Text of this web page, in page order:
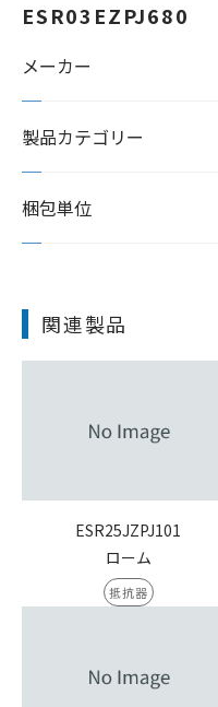
ESR03EZPJ680
メーカー
製品カテゴリー
梱包単位
関連製品
ESR25JZPJ101
ローム
抵抗器